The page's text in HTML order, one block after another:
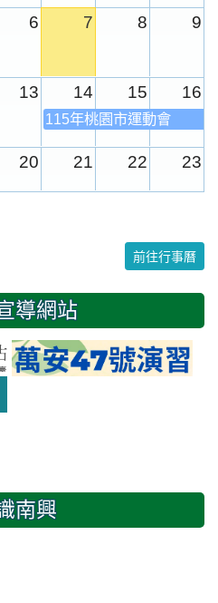
6 7 8 9
13 14 15 16
115年桃園市運動會
20 21 22 23
3
前往行事曆
導網站
南興